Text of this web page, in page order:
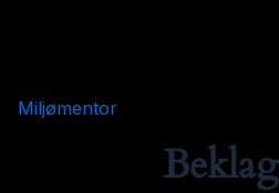
Miljømentor